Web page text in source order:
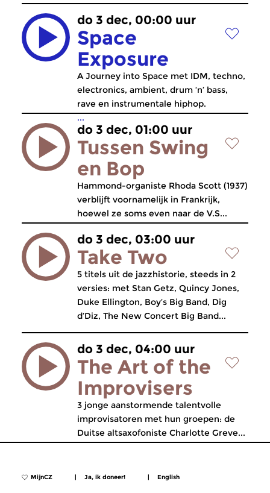
do 3 dec, 00:00 uur
Space
Exposure
A Journey into Space met IDM, techno,
electronics, ambient, drum ‘n’ bass,
rave en instrumentale hiphop.
...
do 3 dec, 01:00 uur
Tussen Swing
en Bop
Hammond-organiste Rhoda Scott (1937)
verblijft voornamelijk in Frankrijk,
hoewel ze soms even naar de V.S...
do 3 dec, 03:00 uur
Take Two
5 titels uit de jazzhistorie, steeds in 2
versies: met Stan Getz, Quincy Jones,
Duke Ellington, Boy’s Big Band, Dig
d’Diz, The New Concert Big Band...
do 3 dec, 04:00 uur
The Art of the
Improvisers
3 jonge aanstormende talentvolle
improvisatoren met hun groepen: de
Duitse altsaxofoniste Charlotte Greve...
MijnCZ | Ja, ik doneer! | English